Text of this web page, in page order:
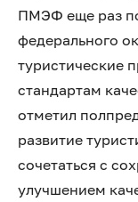
ПМЭФ еще раз
федерального
туристические
стандартам
отметил
развитие
сочетаться с
улучшением